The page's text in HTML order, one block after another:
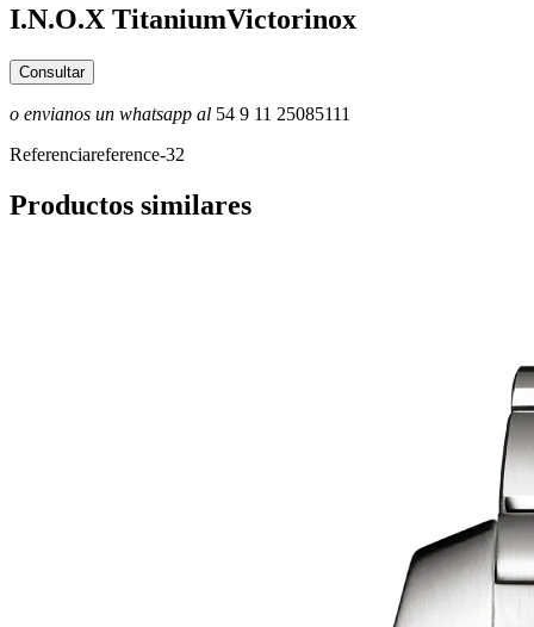
I.N.O.X TitaniumVictorinox
Consultar
o envianos un whatsapp al 54 9 11 25085111
Referenciareference-32
Productos similares